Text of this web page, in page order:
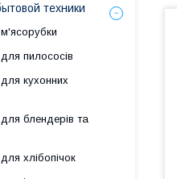
техники
пилососів
кухонних
блендерів та
хлібопічок